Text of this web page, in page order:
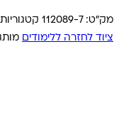
מק"ט:112089-7
ציוד לחזרה ללימודים